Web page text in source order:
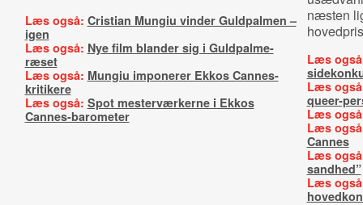
Læs også: Cristian Mungiu vinder Guldpalmen –
igen
Læs også: Nye film blander sig i Guldpalme-
ræset
Læs også: Mungiu imponerer Ekkos Cannes-
kritikere
Læs også: Spot mesterværkerne i Ekkos
Cannes-barometer
næsten
Læs
Læs
queer-
Læs
Læs
Cannes
Læs
sandhed”
Læs